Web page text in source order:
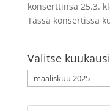
konserttinsa 25.3.
Tässä konsertissa
Valitse kuukausi
Valitse
kuukausi